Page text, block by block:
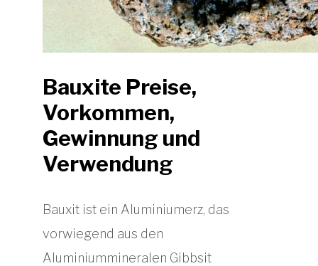
Bauxite Preise,
Vorkommen,
Gewinnung und
Verwendung
Bauxit ist ein Aluminiumerz, das
vorwiegend aus den
Aluminiummineralen Gibbsit